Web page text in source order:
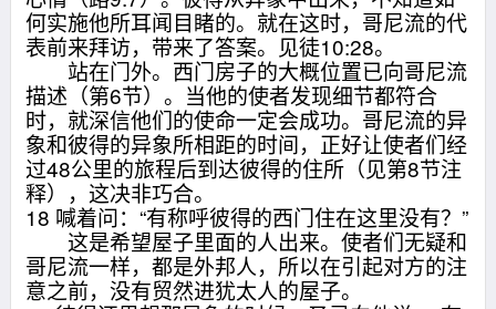
何实施他所耳闻目睹的。就在这时，哥尼流的代
表前来拜访，带来了答案。见徒10:28。
站在门外。西门房子的大概位置已向哥尼流
描述（第6节）。当他的使者发现细节都符合
时，就深信他们的使命一定会成功。哥尼流的异
象和彼得的异象所相距的时间，正好让使者们经
过48公里的旅程后到达彼得的住所（见第8节注
释），这决非巧合。
18 喊着问：“有称呼彼得的西门住在这里没有？”
这是希望屋子里面的人出来。使者们无疑和
哥尼流一样，都是外邦人，所以在引起对方的注
意之前，没有贸然进犹太人的屋子。